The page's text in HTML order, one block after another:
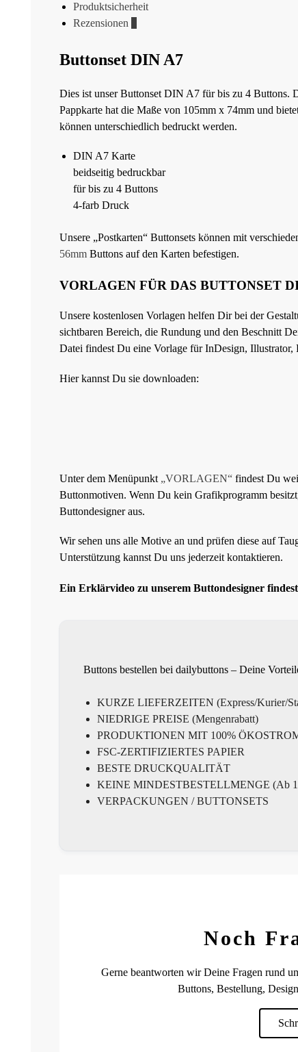
Produktsicherheit
Rezensionen
Buttonset DIN A7
Dies ist unser Buttonset DIN A7 für bis zu 4 Buttons.
Pappkarte hat die Maße von 105mm x 74mm und
können unterschiedlich bedruckt werden.
DIN A7 Karte
beidseitig bedruckbar
für bis zu 4 Buttons
4-farb Druck
Unsere „Postkarten“ Buttonsets können mit
56mm Buttons auf den Karten befestigen.
VORLAGEN FÜR DAS BUTTONSET
Unsere kostenlosen Vorlagen helfen Dir bei der
sichtbaren Bereich, die Rundung und den Beschnitt
Datei findest Du eine Vorlage für InDesign, Illustrator,
Hier kannst Du sie downloaden:
Unter dem Menüpunkt „VORLAGEN“ findest Du
Buttonmotiven. Wenn Du kein Grafikprogramm
Buttondesigner aus.
Wir sehen uns alle Motive an und prüfen diese auf
Unterstützung kannst Du uns jederzeit kontaktieren.
Ein Erklärvideo zu unserem Buttondesigner
Buttons bestellen bei dailybuttons – Deine
KURZE LIEFERZEITEN (Express/Kurier/
NIEDRIGE PREISE (Mengenrabatt)
PRODUKTIONEN MIT 100%
FSC-ZERTIFIZIERTES PAPIER
BESTE DRUCKQUALITÄT
KEINE MINDESTBESTELLMENGE (Ab
VERPACKUNGEN / BUTTONSETS
Noch
Gerne beantworten wir Deine Fragen rund
Buttons, Bestellung,